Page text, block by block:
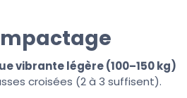
vibrante légère (100–150 kg)
croisées (2 à 3 suffisent).